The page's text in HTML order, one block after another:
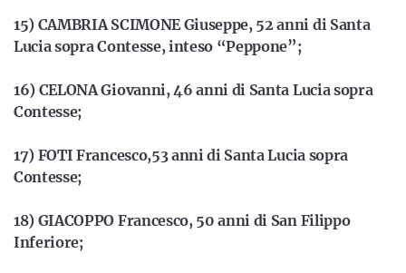
15) CAMBRIA SCIMONE Giuseppe, 52 anni di Santa
Lucia sopra Contesse, inteso “Peppone”;
16) CELONA Giovanni, 46 anni di Santa Lucia sopra
Contesse;
17) FOTI Francesco,53 anni di Santa Lucia sopra
Contesse;
18) GIACOPPO Francesco, 50 anni di San Filippo
Inferiore;